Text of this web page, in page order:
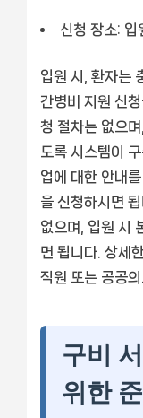
신청 장소:
입원 시, 환자는
간병비 지원 신
청 절차는 없으
도록 시스템이
업에 대한 안내
을 신청하시면
없으며, 입원 시
면 됩니다. 상세
직원 또는 공공
구비
위한